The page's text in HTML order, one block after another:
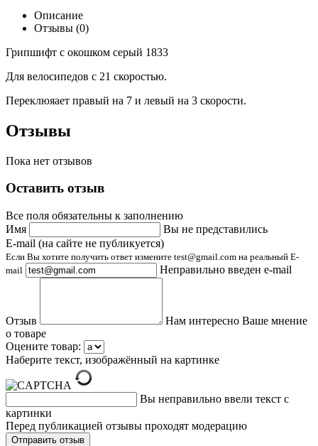
Описание
Отзывы (0)
Грипшифт с окошком серый 1833
Для велосипедов с 21 скоростью.
Переклюяает правый на 7 и левый на 3 скорости.
Отзывы
Пока нет отзывов
Оставить отзыв
Все поля обязательны к заполнению
Имя
Вы не представились
E-mail (на сайте не публикуется)
Если Вы хотите получить ответ измените test@gmail.com на реальный E-
mail
Неправильно введен e-mail
Отзыв
Нам интересно Ваше мнение
о товаре
Оцените товар:
Наберите текст, изображённый на картинке
Вы неправильно ввели текст с
картинки
Перед публикацией отзывы проходят модерацию